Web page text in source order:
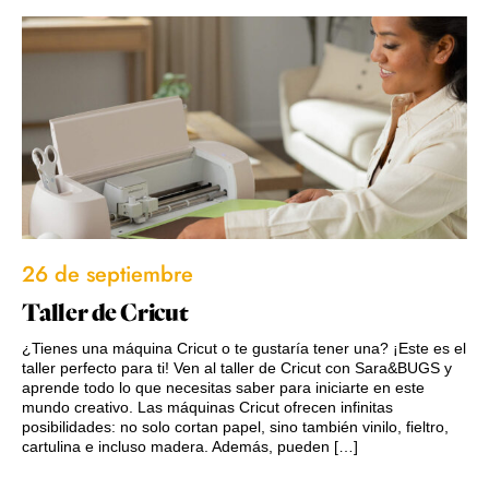
26 de septiembre
Taller de Cricut
¿Tienes una máquina Cricut o te gustaría tener una? ¡Este es el
taller perfecto para ti! Ven al taller de Cricut con Sara&BUGS y
aprende todo lo que necesitas saber para iniciarte en este
mundo creativo. Las máquinas Cricut ofrecen infinitas
posibilidades: no solo cortan papel, sino también vinilo, fieltro,
cartulina e incluso madera. Además, pueden […]